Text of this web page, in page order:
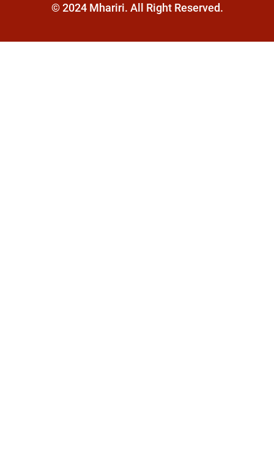
© 2024 Mhariri. All Right Reserved.